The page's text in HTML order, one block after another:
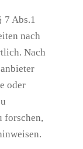
7 Abs.1
nach
Nach
oder
forschen,